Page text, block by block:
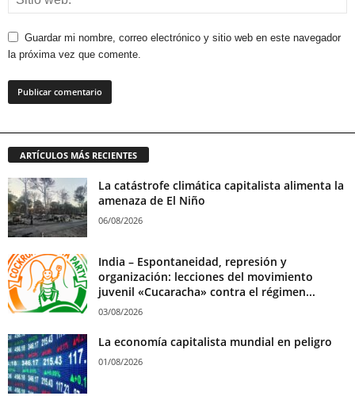
Guardar mi nombre, correo electrónico y sitio web en este navegador
la próxima vez que comente.
ARTÍCULOS MÁS RECIENTES
La catástrofe climática capitalista alimenta la
amenaza de El Niño
06/08/2026
India – Espontaneidad, represión y
organización: lecciones del movimiento
juvenil «Cucaracha» contra el régimen...
03/08/2026
La economía capitalista mundial en peligro
01/08/2026